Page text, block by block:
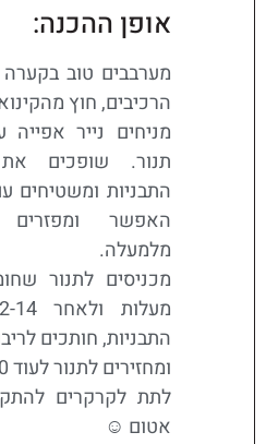
אופן ההכנה:
מערבבים טוב
הרכיבים, חוץ
תנור. שופכים
התבניות
האפשר
מלמעלה.
התבניות, חותכים
ומחזירים לתנור לעוד 50 דק'.
לתת לקרקרים
אטום ☺